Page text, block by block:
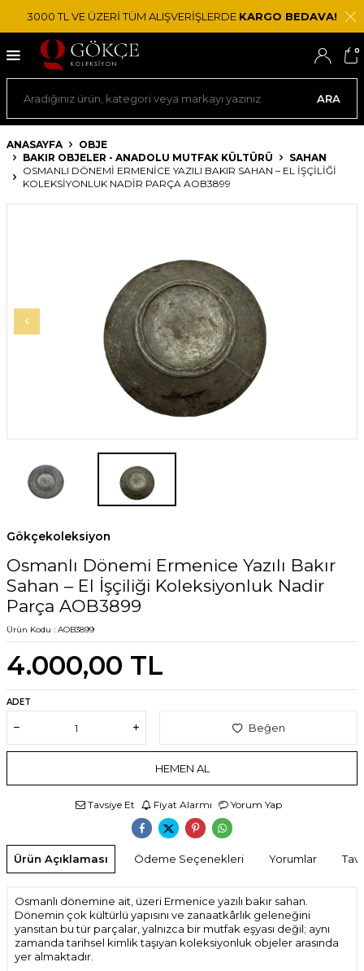
3000 TL VE ÜZERİ TÜM ALIŞVERİŞLERDE KARGO BEDAVA!
ARA
0
ANASAYFA
OBJE
BAKIR OBJELER - ANADOLU MUTFAK KÜLTÜRÜ
SAHAN
OSMANLI DÖNEMI ERMENICE YAZILI BAKIR SAHAN – EL İŞÇILIĞI
KOLEKSIYONLUK NADIR PARÇA AOB3899
Gökçekoleksiyon
Osmanlı Dönemi Ermenice Yazılı Bakır
Sahan – El İşçiliği Koleksiyonluk Nadir
Parça AOB3899
Ürün Kodu : AOB3899
4.000,00 TL
ADET
Beğen
HEMEN AL
Tavsiye Et Fiyat Alarmı Yorum Yap
Ürün Açıklaması Ödeme Seçenekleri Yorumlar
Osmanlı dönemine ait, üzeri Ermenice yazılı bakır sahan.
Dönemin çok kültürlü yapısını ve zanaatkârlık geleneğini
yansıtan bu tür parçalar, yalnızca bir mutfak eşyası değil; aynı
zamanda tarihsel kimlik taşıyan koleksiyonluk objeler arasında
yer almaktadır.